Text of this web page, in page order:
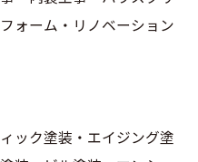
ォーム・リノベーション
ック塗装・エイジング塗